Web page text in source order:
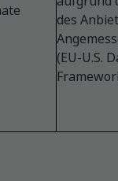
des
(EU-U.S.